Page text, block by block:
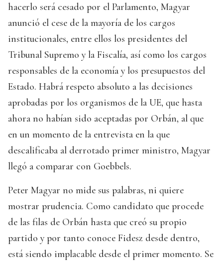
hacerlo será cesado por el Parlamento, Magyar
anunció el cese de la mayoría de los cargos
institucionales, entre ellos los presidentes del
Tribunal Supremo y la Fiscalía, así como los cargos
responsables de la economía y los presupuestos del
Estado. Habrá respeto absoluto a las decisiones
aprobadas por los organismos de la UE, que hasta
ahora no habían sido aceptadas por Orbán, al que
en un momento de la entrevista en la que
descalificaba al derrotado primer ministro, Magyar
llegó a comparar con Goebbels.
Peter Magyar no mide sus palabras, ni quiere
mostrar prudencia. Como candidato que procede
de las filas de Orbán hasta que creó su propio
partido y por tanto conoce Fidesz desde dentro,
está siendo implacable desde el primer momento. Se